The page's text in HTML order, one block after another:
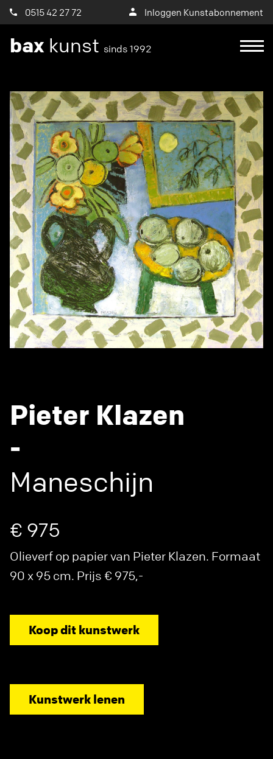
0515 42 27 72 Inloggen Kunstabonnement
bax kunst sinds 1992
Pieter Klazen
-
Maneschijn
€ 975
Olieverf op papier van Pieter Klazen. Formaat
90 x 95 cm. Prijs € 975,-
Koop dit kunstwerk
Kunstwerk lenen